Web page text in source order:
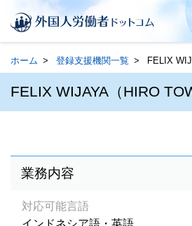
ホーム 登録支援機関一覧 FELIX
FELIX WIJAYA（HIRO
業務内容
対応可能言語
インドネシア語・英語